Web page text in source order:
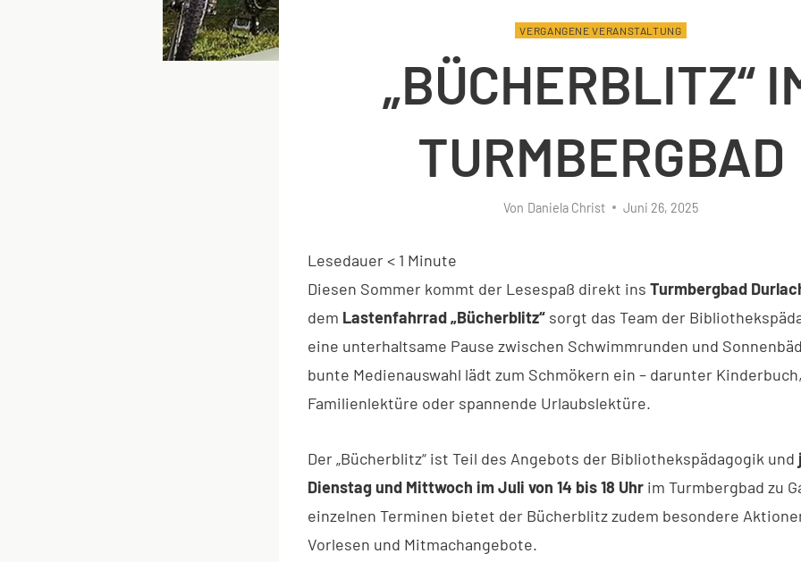
VERGANGENE VERANSTALTUNG
„BÜCHERBLITZ“
TURMBERGBAD
Von Daniela Christ Juni 26, 2025
Lesedauer< 1 Minute
Diesen Sommer kommt der Lesespaß direkt ins Turmbergbad
dem Lastenfahrrad „Bücherblitz“ sorgt das Team der
eine unterhaltsame Pause zwischen Schwimmrunden und
bunte Medienauswahl lädt zum Schmökern ein – darunter
Familienlektüre oder spannende Urlaubslektüre.
Der „Bücherblitz“ ist Teil des Angebots der Bibliothekspädagogik und
Dienstag und Mittwoch im Juli von 14 bis 18 Uhr im Turmbergbad zu
einzelnen Terminen bietet der Bücherblitz zudem besondere
Vorlesen und Mitmachangebote.